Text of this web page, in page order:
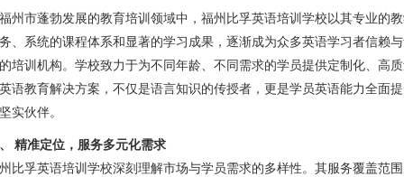
州市蓬勃发展的教育培训领域中，福州比孚英语培训学校以其专业的
、系统的课程体系和显著的学习成果，逐渐成为众多英语学习者信赖
培训机构。学校致力于为不同年龄、不同需求的学员提供定制化、高
语教育解决方案，不仅是语言知识的传授者，更是学员英语能力全面
实伙伴。
精准定位，服务多元化需求
比孚英语培训学校深刻理解市场与学员需求的多样性。其服务覆盖范